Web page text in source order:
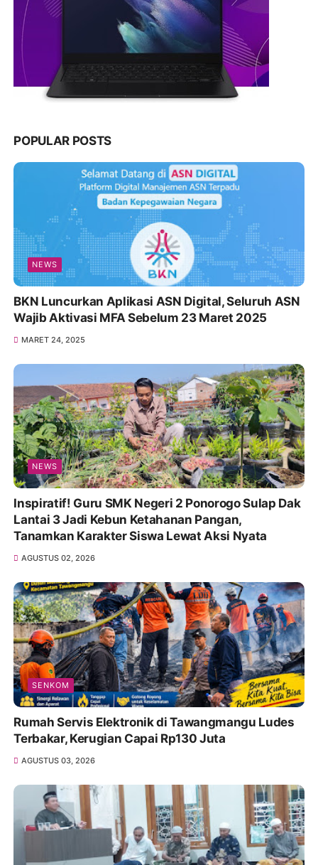
POPULAR POSTS
NEWS
BKN Luncurkan Aplikasi ASN Digital, Seluruh ASN
Wajib Aktivasi MFA Sebelum 23 Maret 2025
MARET 24, 2025
NEWS
Inspiratif! Guru SMK Negeri 2 Ponorogo Sulap Dak
Lantai 3 Jadi Kebun Ketahanan Pangan,
Tanamkan Karakter Siswa Lewat Aksi Nyata
AGUSTUS 02, 2026
SENKOM
Rumah Servis Elektronik di Tawangmangu Ludes
Terbakar, Kerugian Capai Rp130 Juta
AGUSTUS 03, 2026